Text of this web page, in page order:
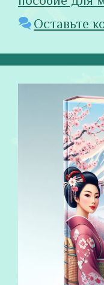
Оставьте